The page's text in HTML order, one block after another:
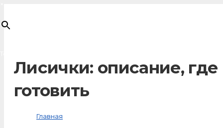
Лисички: описание, где
готовить
Главная